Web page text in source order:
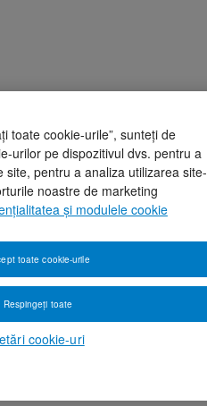
toate cookie-urile”, sunteți de
urilor pe dispozitivul dvs. pentru a
pentru a analiza utilizarea site-
noastre de marketing
și modulele cookie
cookie-uri
Respingeți toate
toate cookie-urile